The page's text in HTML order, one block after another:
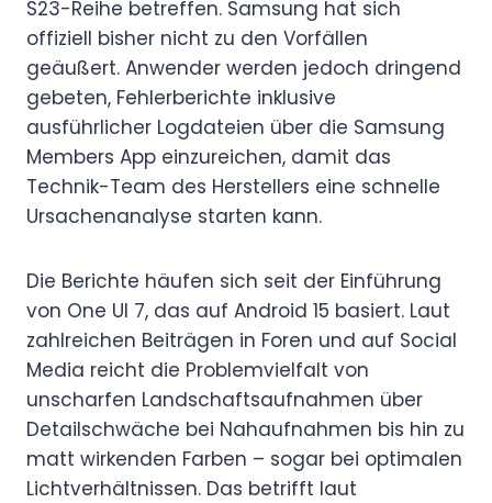
S23-Reihe betreffen. Samsung hat sich
offiziell bisher nicht zu den Vorfällen
geäußert. Anwender werden jedoch dringend
gebeten, Fehlerberichte inklusive
ausführlicher Logdateien über die Samsung
Members App einzureichen, damit das
Technik-Team des Herstellers eine schnelle
Ursachenanalyse starten kann.
Die Berichte häufen sich seit der Einführung
von One UI 7, das auf Android 15 basiert. Laut
zahlreichen Beiträgen in Foren und auf Social
Media reicht die Problemvielfalt von
unscharfen Landschaftsaufnahmen über
Detailschwäche bei Nahaufnahmen bis hin zu
matt wirkenden Farben – sogar bei optimalen
Lichtverhältnissen. Das betrifft laut